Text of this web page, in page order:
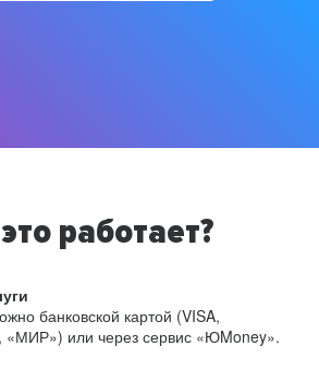
работает?
банковской картой (VISA,
«МИР») или через сервис «ЮMoney».